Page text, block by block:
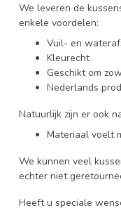
We leveren de
enkele voordelen:
Vuil- en
Kleurecht
Geschikt om
Nederlands
Natuurlijk zijn er ook
Materiaal voelt
We kunnen veel
echter niet
Heeft u speciale